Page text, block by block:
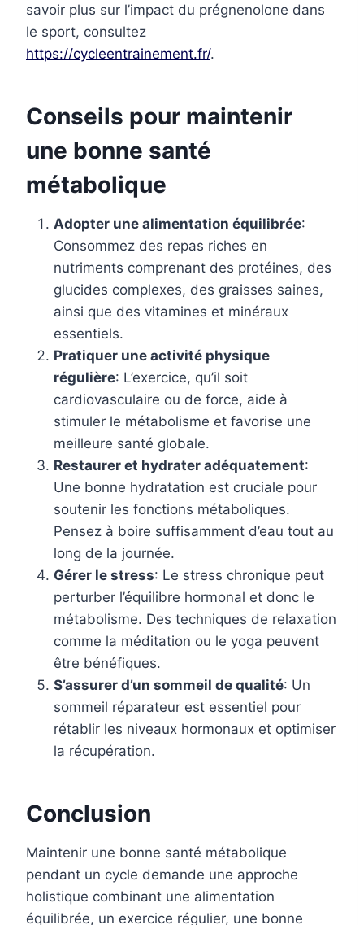
savoir plus sur l’impact du prégnenolone dans
le sport, consultez
https://cycleentrainement.fr/.
Conseils pour maintenir
une bonne santé
métabolique
Adopter une alimentation équilibrée:
Consommez des repas riches en
nutriments comprenant des protéines, des
glucides complexes, des graisses saines,
ainsi que des vitamines et minéraux
essentiels.
Pratiquer une activité physique
régulière: L’exercice, qu’il soit
cardiovasculaire ou de force, aide à
stimuler le métabolisme et favorise une
meilleure santé globale.
Restaurer et hydrater adéquatement:
Une bonne hydratation est cruciale pour
soutenir les fonctions métaboliques.
Pensez à boire suffisamment d’eau tout au
long de la journée.
Gérer le stress: Le stress chronique peut
perturber l’équilibre hormonal et donc le
métabolisme. Des techniques de relaxation
comme la méditation ou le yoga peuvent
être bénéfiques.
S’assurer d’un sommeil de qualité: Un
sommeil réparateur est essentiel pour
rétablir les niveaux hormonaux et optimiser
la récupération.
Conclusion
Maintenir une bonne santé métabolique
pendant un cycle demande une approche
holistique combinant une alimentation
équilibrée, un exercice régulier, une bonne